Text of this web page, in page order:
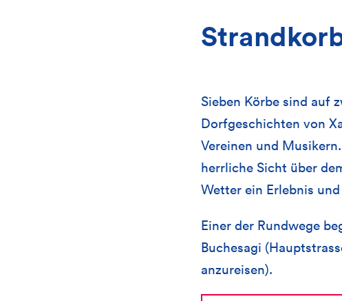
Sieben Körbe sind auf
Dorfgeschichten von
Vereinen und
herrliche Sicht über
Wetter ein Erlebnis
Einer der Rundwege
Buchesagi
anzureisen).